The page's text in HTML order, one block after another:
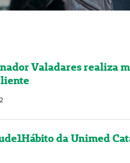
Valadares realiza
da Unimed